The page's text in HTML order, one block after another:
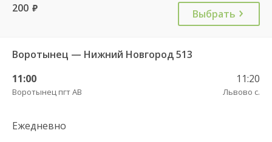
200 руб. Выбрать
Воротынец — Нижний Новгород 513
11:00
Воротынец пгт АВ
11:20
Львово с.
Ежедневно